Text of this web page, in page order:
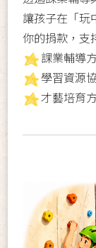
讓孩子在「玩
你的捐款，支
課業輔導
學習資源
才藝培育